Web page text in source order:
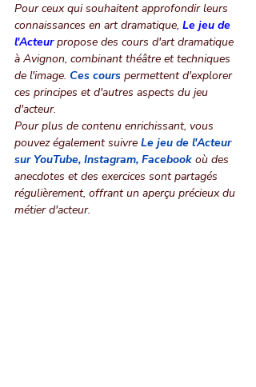
Pour ceux qui souhaitent approfondir leurs
connaissances en art dramatique, Le jeu de
l'Acteur propose des cours d'art dramatique
à Avignon, combinant théâtre et techniques
de l'image. Ces cours permettent d'explorer
ces principes et d'autres aspects du jeu
d'acteur.
Pour plus de contenu enrichissant, vous
pouvez également suivre Le jeu de l'Acteur
sur YouTube, Instagram, Facebook où des
anecdotes et des exercices sont partagés
régulièrement, offrant un aperçu précieux du
métier d'acteur.